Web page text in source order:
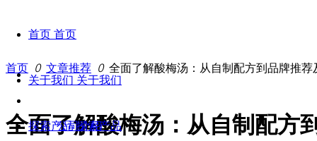
首页 首页
关于我们 关于我们
公司介绍
探索产品 探索产品
首页 ꄲ 文章推荐 ꄲ 全面了解酸梅汤：从自制配方到品牌推荐
全面了解酸梅汤：从自制配方